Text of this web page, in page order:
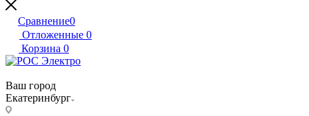
Сравнение0
Отложенные 0
Корзина 0
Ваш город
Екатеринбург